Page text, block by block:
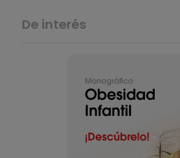
De interés